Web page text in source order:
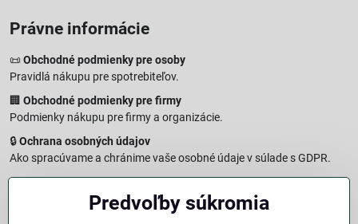
Právne informácie
📜 Obchodné podmienky pre osoby
Pravidlá nákupu pre spotrebiteľov.
🏢 Obchodné podmienky pre firmy
Podmienky nákupu pre firmy a organizácie.
🔒Ochrana osobných údajov
Ako spracúvame a chránime vaše osobné údaje v súlade s GDPR.
🧾Reklamačný formulár
Jednoduché podanie reklamácie
Predvoľby súkromia